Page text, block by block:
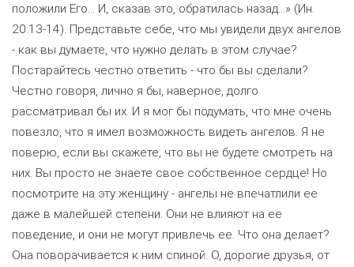
положили Его... И, сказав это, обратилась назад...» (Ин.
20:13-14). Представьте себе, что мы увидели двух ангелов
- как вы думаете, что нужно делать в этом случае?
Постарайтесь честно ответить - что бы вы сделали?
Честно говоря, лично я бы, наверное, долго
рассматривал бы их. И я мог бы подумать, что мне очень
повезло, что я имел возможность видеть ангелов. Я не
поверю, если вы скажете, что вы не будете смотреть на
них. Вы просто не знаете свое собственное сердце! Но
посмотрите на эту женщину - ангелы не впечатлили ее
даже в малейшей степени. Они не влияют на ее
поведение, и они не могут привлечь ее. Что она делает?
Она поворачивается к ним спиной. О, дорогие друзья, от